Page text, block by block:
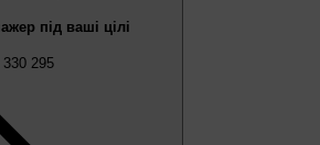
під ваші цілі
295